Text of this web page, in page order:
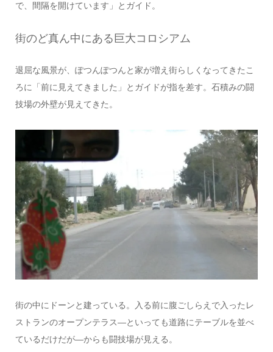
で、間隔を開けています」とガイド。
街のど真ん中にある巨大コロシアム
退屈な風景が、ぽつんぽつんと家が増え街らしくなってきたこ
ろに「前に見えてきました」とガイドが指を差す。石積みの闘
技場の外壁が見えてきた。
街の中にドーンと建っている。入る前に腹ごしらえで入ったレ
ストランのオープンテラス―といっても道路にテーブルを並べ
ているだけだが―からも闘技場が見える。